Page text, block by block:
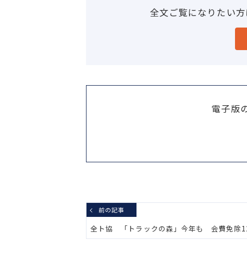
全文ご覧になりたい
電子版
前の記事
全ト協 「トラックの森」今年も 会費免除